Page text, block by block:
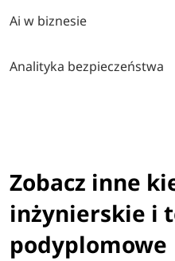
Ai w biznesie
Analityka bezpieczeństwa
Zobacz inne
inżynierskie i
podyplomowe